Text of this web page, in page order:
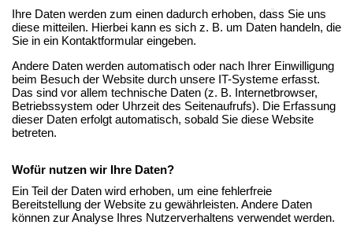
Ihre Daten werden zum einen dadurch erhoben, dass Sie uns
diese mitteilen. Hierbei kann es sich z. B. um Daten handeln, die
Sie in ein Kontaktformular eingeben.
Andere Daten werden automatisch oder nach Ihrer Einwilligung
beim Besuch der Website durch unsere IT-Systeme erfasst.
Das sind vor allem technische Daten (z. B. Internetbrowser,
Betriebssystem oder Uhrzeit des Seitenaufrufs). Die Erfassung
dieser Daten erfolgt automatisch, sobald Sie diese Website
betreten.
Wofür nutzen wir Ihre Daten?
Ein Teil der Daten wird erhoben, um eine fehlerfreie
Bereitstellung der Website zu gewährleisten. Andere Daten
können zur Analyse Ihres Nutzerverhaltens verwendet werden.